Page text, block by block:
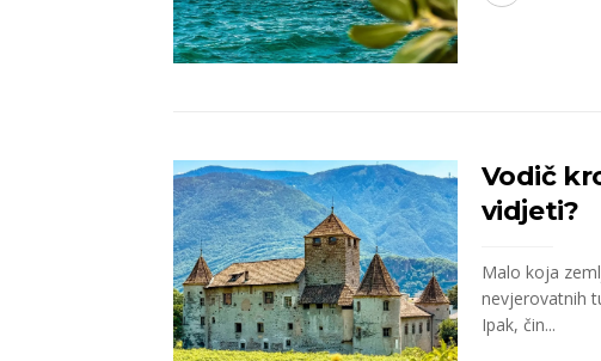
Vodič
vidjeti?
Malo koja
nevjerovatnih
Ipak, čin...